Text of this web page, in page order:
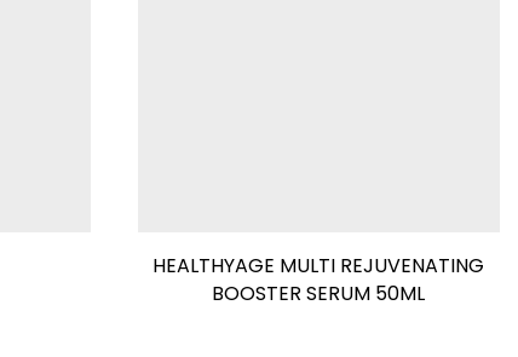
HEALTHYAGE MULTI REJUVENATING
BOOSTER SERUM 50ML